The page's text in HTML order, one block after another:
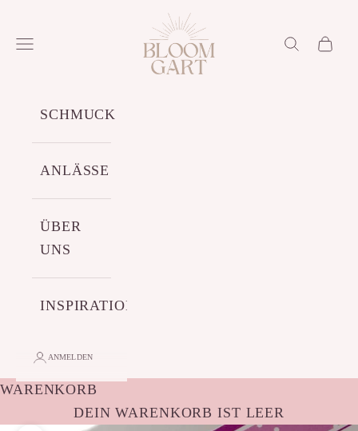
Bloomgart
Menü
Suchen
SCHMUCK
ANLÄSSE
ÜBER
UNS
INSPIRATIONEN
ANMELDEN
WARENKORB
DEIN WARENKORB IST LEER